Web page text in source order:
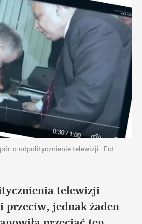
o odpolitycznienie telewizji. Fot.
telewizji
przeciw, jednak żaden